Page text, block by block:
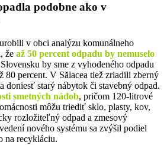
podobne ako v
v obci analýzu komunálneho
že až 50 percent odpadu by nemuselo
by sme z vyhodeného odpadu
80 percent. V Sălacea tiež zriadili zberný
doniesť starý nábytok či stavebný odpad.
smetných nádob, pričom 120-litrové
môžu triediť sklo, plasty, kov,
rozložiteľný odpad a zmesový
nového systému sa zvýšil podiel
na recykláciu.